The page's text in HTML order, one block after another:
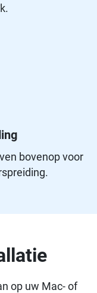
bovenop voor
op uw Mac- of